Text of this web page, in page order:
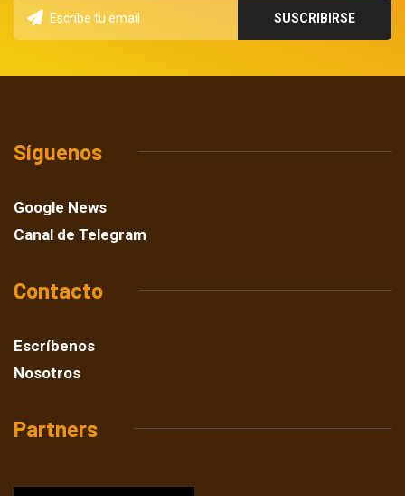
Síguenos
Google News
Canal de Telegram
Contacto
Escríbenos
Nosotros
Partners